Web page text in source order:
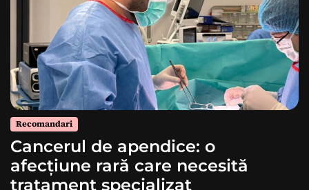
Recomandari
Cancerul de apendice: o
afecțiune rară care necesită
tratament specializat